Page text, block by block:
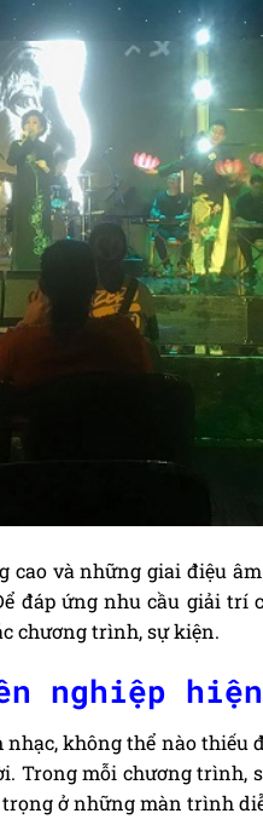
cao và những giai điệu
đáp ứng nhu cầu giải trí
chương trình, sự kiện.
nghiệp
không thể nào thiếu
Trong mỗi chương trình,
ở những màn trình